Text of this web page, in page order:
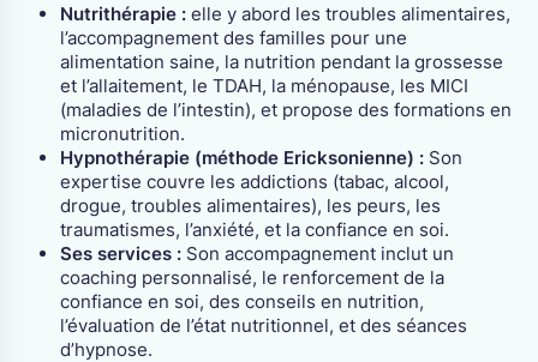
Nutrithérapie : elle y abord les troubles alimentaires,
l’accompagnement des familles pour une
alimentation saine, la nutrition pendant la grossesse
et l’allaitement, le TDAH, la ménopause, les MICI
(maladies de l’intestin), et propose des formations en
micronutrition.
Hypnothérapie (méthode Ericksonienne) : Son
expertise couvre les addictions (tabac, alcool,
drogue, troubles alimentaires), les peurs, les
traumatismes, l’anxiété, et la confiance en soi.
Ses services : Son accompagnement inclut un
coaching personnalisé, le renforcement de la
confiance en soi, des conseils en nutrition,
l’évaluation de l’état nutritionnel, et des séances
d’hypnose.